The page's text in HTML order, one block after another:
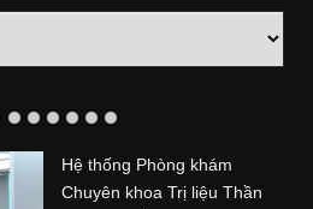
Hệ thống Phòng khám
Chuyên khoa Trị liệu Thần